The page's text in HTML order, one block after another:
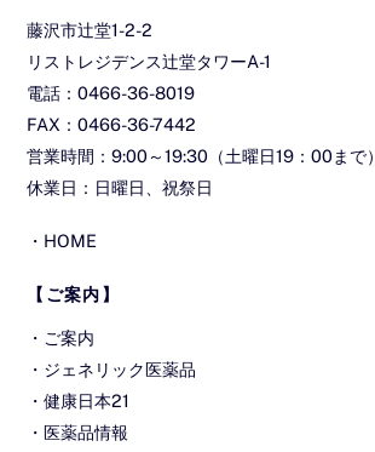
藤沢市辻堂1-2-2
リストレジデンス辻堂タワーA-1
電話：0466-36-8019
FAX：0466-36-7442
営業時間：9:00～19:30（土曜日19：00まで）
休業日：日曜日、祝祭日
・ HOME
【ご案内】
・ ご案内
・ ジェネリック医薬品
・健康日本21
・医薬品情報